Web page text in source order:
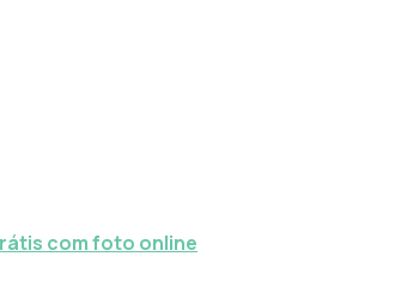
com foto online